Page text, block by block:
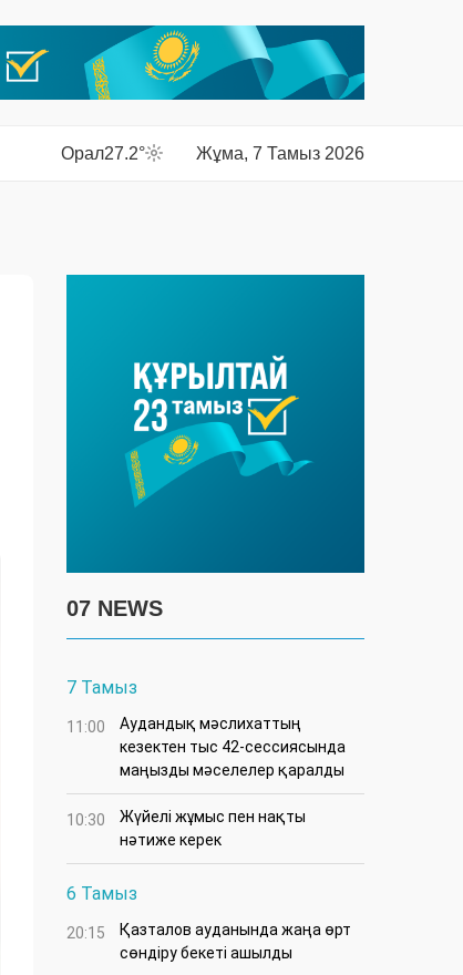
Орал27.2° Жұма, 7 Тамыз 2026
07 NEWS
7 Тамыз
11:00
Аудандық мәслихаттың
кезектен тыс 42-сессиясында
маңызды мәселелер қаралды
10:30
Жүйелі жұмыс пен нақты
нәтиже керек
6 Тамыз
20:15
Қазталов ауданында жаңа өрт
сөндіру бекеті ашылды